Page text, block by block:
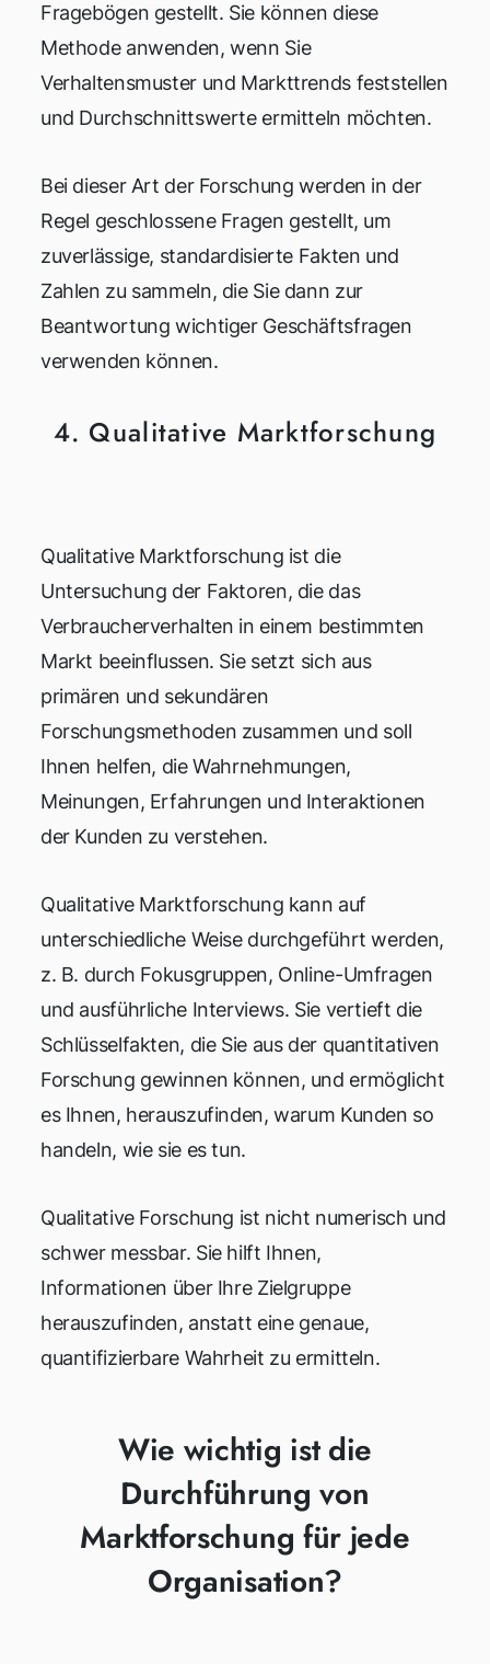
Fragebögen gestellt. Sie können diese
Methode anwenden, wenn Sie
Verhaltensmuster und Markttrends feststellen
und Durchschnittswerte ermitteln möchten.
Bei dieser Art der Forschung werden in der
Regel geschlossene Fragen gestellt, um
zuverlässige, standardisierte Fakten und
Zahlen zu sammeln, die Sie dann zur
Beantwortung wichtiger Geschäftsfragen
verwenden können.
4. Qualitative Marktforschung
Qualitative Marktforschung ist die
Untersuchung der Faktoren, die das
Verbraucherverhalten in einem bestimmten
Markt beeinflussen. Sie setzt sich aus
primären und sekundären
Forschungsmethoden zusammen und soll
Ihnen helfen, die Wahrnehmungen,
Meinungen, Erfahrungen und Interaktionen
der Kunden zu verstehen.
Qualitative Marktforschung kann auf
unterschiedliche Weise durchgeführt werden,
z. B. durch Fokusgruppen, Online-Umfragen
und ausführliche Interviews. Sie vertieft die
Schlüsselfakten, die Sie aus der quantitativen
Forschung gewinnen können, und ermöglicht
es Ihnen, herauszufinden, warum Kunden so
handeln, wie sie es tun.
Qualitative Forschung ist nicht numerisch und
schwer messbar. Sie hilft Ihnen,
Informationen über Ihre Zielgruppe
herauszufinden, anstatt eine genaue,
quantifizierbare Wahrheit zu ermitteln.
Wie wichtig ist die
Durchführung von
Marktforschung für jede
Organisation?